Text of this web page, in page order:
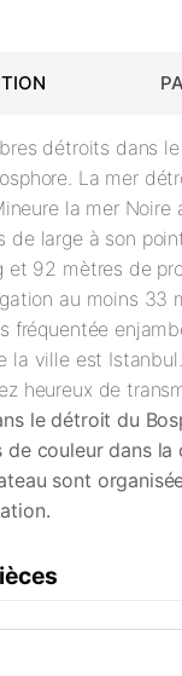
détroits dans
La mer
la mer Noire
de large à son
et 92 mètres de
au moins 33
fréquentée
la ville est
heureux de
le détroit du
couleur dans la
sont